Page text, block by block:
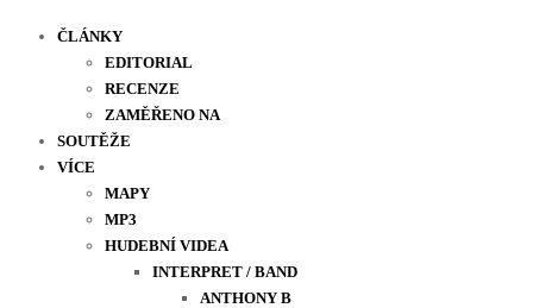
ČLÁNKY
EDITORIAL
RECENZE
ZAMĚŘENO NA
SOUTĚŽE
VÍCE
MAPY
MP3
HUDEBNÍ VIDEA
INTERPRET / BAND
ANTHONY B